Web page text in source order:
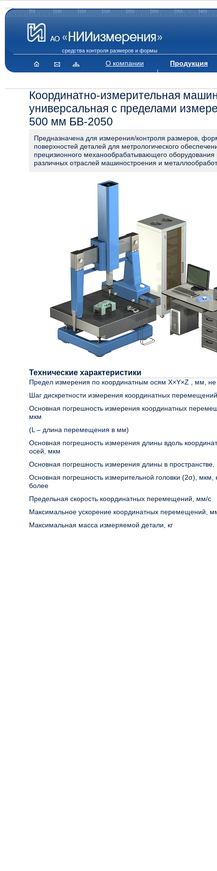
средства контроля размеров и формы
О компании Продукция
Координатно-измерительная
универсальная с пределами
500 мм БВ-2050
Предназначена для измерения/контроля размеров,
поверхностей деталей для метрологического
прецизионного механообрабатывающего оборудования
различных отраслей машиностроения и
Технические характеристики
Предел измерения по координатным осям X×Y×Z , мм,
Шаг дискретности измерения координатных
Основная погрешность измерения координатных
мкм
(L – длина перемещения в мм)
Основная погрешность измерения длины вдоль
осей, мкм
Основная погрешность измерения длины в
Основная погрешность измерительной головки (2σ), мкм,
более
Предельная скорость координатных перемещений, мм/с
Максимальное ускорение координатных перемещений,
Максимальная масса измеряемой детали, кг